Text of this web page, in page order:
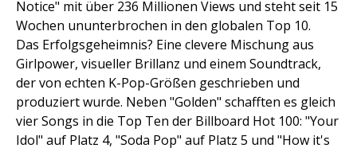
Notice" mit über 236 Millionen Views und steht seit 15
Wochen ununterbrochen in den globalen Top 10.
Das Erfolgsgeheimnis? Eine clevere Mischung aus
Girlpower, visueller Brillanz und einem Soundtrack,
der von echten K-Pop-Größen geschrieben und
produziert wurde. Neben "Golden" schafften es gleich
vier Songs in die Top Ten der Billboard Hot 100: "Your
Idol" auf Platz 4, "Soda Pop" auf Platz 5 und "How it's